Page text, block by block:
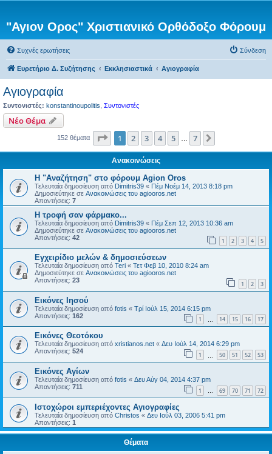
"Αγιον Ορος" Χριστιανικό Ορθόδοξο Φόρουμ
Συχνές ερωτήσεις Σύνδεση
Ευρετήριο Δ. Συζήτησης Εκκλησιαστικά Αγιογραφία
Αγιογραφία
Συντονιστές: konstantinoupolitis Συντονιστές
Νέο Θέμα
152 θέματα Σελίδα από7
1 2 3 4 5 7
Ανακοινώσεις
Η "Αναζήτηση" στο φόρουμ Agion Oros
Τελευταία δημοσίευση από Dimitris39 « Πέμ Νοέμ 14, 2013 8:18 pm
Δημοσιεύτηκε σε Ανακοινώσεις του agiooros.net
Απαντήσεις: 7
H τροφή σαν φάρμακο...
Τελευταία δημοσίευση από Dimitris39 « Πέμ Σεπ 12, 2013 10:36 am
Δημοσιεύτηκε σε Ανακοινώσεις του agiooros.net
Απαντήσεις: 42 1 2 3 4 5
Εγχειρίδιο μελών & δημοσιεύσεων
Τελευταία δημοσίευση από Teri « Τετ Φεβ 10, 2010 8:24 am
Δημοσιεύτηκε σε Ανακοινώσεις του agiooros.net
Απαντήσεις: 23 1 2 3
Εικόνες Ιησού
Τελευταία δημοσίευση από fotis « Τρί Ιούλ 15, 2014 6:15 pm
Απαντήσεις: 162 1 14 15 16 17
Εικόνες Θεοτόκου
Τελευταία δημοσίευση από xristianos.net « Δευ Ιούλ 14, 2014 6:29 pm
Απαντήσεις: 524 1 50 51 52 53
Εικόνες Αγίων
Τελευταία δημοσίευση από fotis « Δευ Αύγ 04, 2014 4:37 pm
Απαντήσεις: 711 1 … 69 70 71 72
Ιστοχώροι εμπεριέχοντες Αγιογραφίες
Τελευταία δημοσίευση από Christos « Δευ Ιούλ 03, 2006 5:41 pm
Απαντήσεις: 1
Θέματα